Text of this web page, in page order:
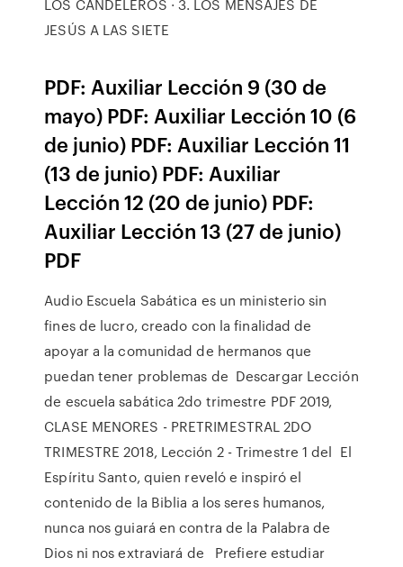
LOS CANDELEROS · 3. LOS MENSAJES DE
JESÚS A LAS SIETE
PDF: Auxiliar Lección 9 (30 de
mayo) PDF: Auxiliar Lección 10 (6
de junio) PDF: Auxiliar Lección 11
(13 de junio) PDF: Auxiliar
Lección 12 (20 de junio) PDF:
Auxiliar Lección 13 (27 de junio)
PDF
Audio Escuela Sabática es un ministerio sin
fines de lucro, creado con la finalidad de
apoyar a la comunidad de hermanos que
puedan tener problemas de Descargar Lección
de escuela sabática 2do trimestre PDF 2019,
CLASE MENORES - PRETRIMESTRAL 2DO
TRIMESTRE 2018, Lección 2 - Trimestre 1 del El
Espíritu Santo, quien reveló e inspiró el
contenido de la Biblia a los seres humanos,
nunca nos guiará en contra de la Palabra de
Dios ni nos extraviará de Prefiere estudiar